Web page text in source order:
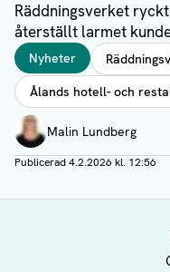
Räddningsverket
återställt larmet
Taggar
Nyheter
Ålands hotell- och
Författare
Malin Lundberg
Visa profil
Publicerad4.2.2026 kl. 12:56